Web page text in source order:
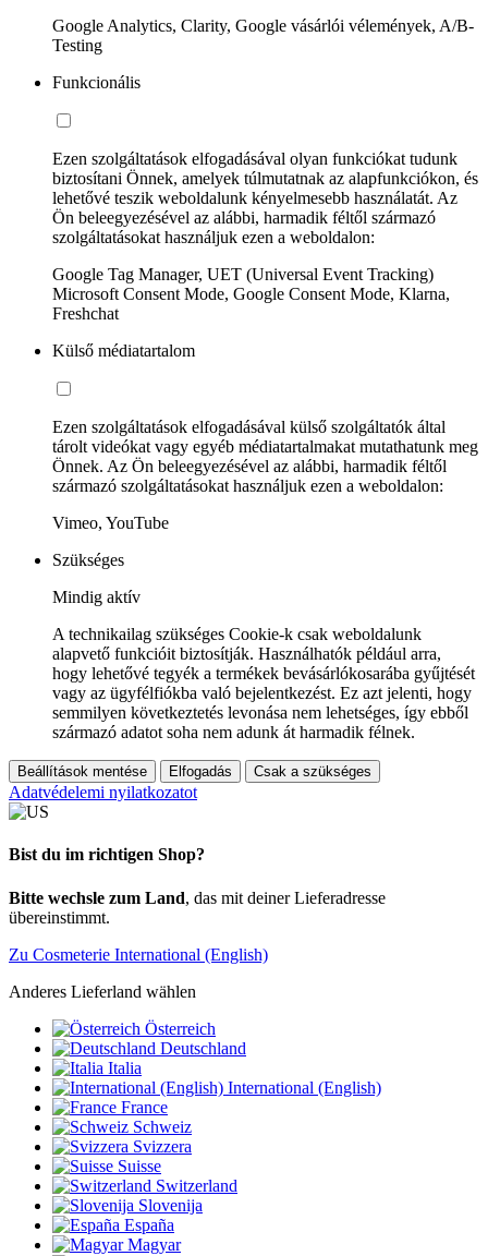
Google Analytics, Clarity, Google vásárlói vélemények, A/B-
Testing
Funkcionális
Ezen szolgáltatások elfogadásával olyan funkciókat tudunk
biztosítani Önnek, amelyek túlmutatnak az alapfunkciókon, és
lehetővé teszik weboldalunk kényelmesebb használatát. Az
Ön beleegyezésével az alábbi, harmadik féltől származó
szolgáltatásokat használjuk ezen a weboldalon:
Google Tag Manager, UET (Universal Event Tracking)
Microsoft Consent Mode, Google Consent Mode, Klarna,
Freshchat
Külső médiatartalom
Ezen szolgáltatások elfogadásával külső szolgáltatók által
tárolt videókat vagy egyéb médiatartalmakat mutathatunk meg
Önnek. Az Ön beleegyezésével az alábbi, harmadik féltől
származó szolgáltatásokat használjuk ezen a weboldalon:
Vimeo, YouTube
Szükséges
Mindig aktív
A technikailag szükséges Cookie-k csak weboldalunk
alapvető funkcióit biztosítják. Használhatók például arra,
hogy lehetővé tegyék a termékek bevásárlókosarába gyűjtését
vagy az ügyfélfiókba való bejelentkezést. Ez azt jelenti, hogy
semmilyen következtetés levonása nem lehetséges, így ebből
származó adatot soha nem adunk át harmadik félnek.
Beállítások mentése Elfogadás Csak a szükséges
Adatvédelemi nyilatkozatot
Bist du im richtigen Shop?
Bitte wechsle zum Land, das mit deiner Lieferadresse
übereinstimmt.
Zu Cosmeterie International (English)
Anderes Lieferland wählen
Österreich
Deutschland
Italia
International (English)
France
Schweiz
Svizzera
Suisse
Switzerland
Slovenija
España
Magyar